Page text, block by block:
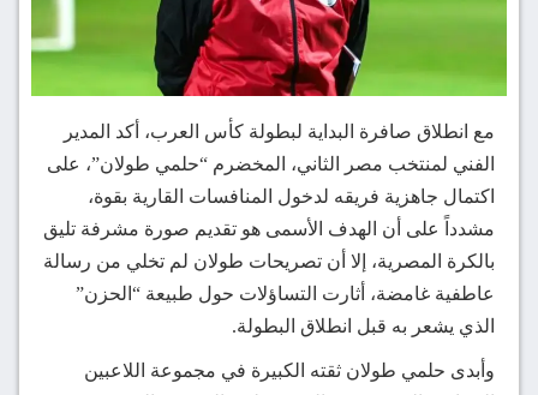
مع انطلاق صافرة البداية لبطولة كأس العرب، أكد المدير
الفني لمنتخب مصر الثاني، المخضرم “حلمي طولان”، على
اكتمال جاهزية فريقه لدخول المنافسات القارية بقوة،
مشدداً على أن الهدف الأسمى هو تقديم صورة مشرفة تليق
بالكرة المصرية، إلا أن تصريحات طولان لم تخلي من رسالة
عاطفية غامضة، أثارت التساؤلات حول طبيعة “الحزن”
الذي يشعر به قبل انطلاق البطولة.
وأبدى حلمي طولان ثقته الكبيرة في مجموعة اللاعبين